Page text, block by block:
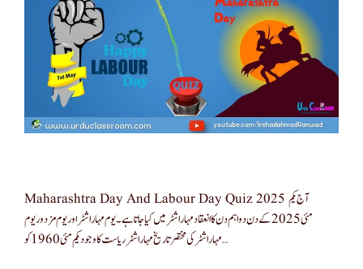
Maharashtra Day And Labour Day Quiz 2025 آج یکم
مئی 2025 کے دن دو اہم دن کا انعقاد مہاراشٹرمیں کیا جاتا ہے۔ یوم مہاراشٹر اور یوم مزدور یوم
مہاراشٹر کی مختصر تاریخ مہاراشٹر ریاست کا وجود یکم مئی 1960 کو …